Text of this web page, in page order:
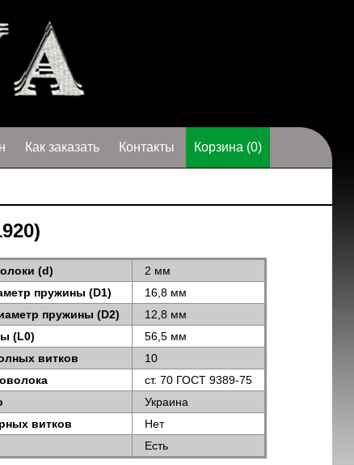
Как заказать Контакты Корзина (0)
(d)
2 мм
пружины (D1)
16,8 мм
пружины (D2)
12,8 мм
(L0)
56,5 мм
витков
10
ст. 70 ГОСТ 9389-75
Украина
витков
Нет
Есть